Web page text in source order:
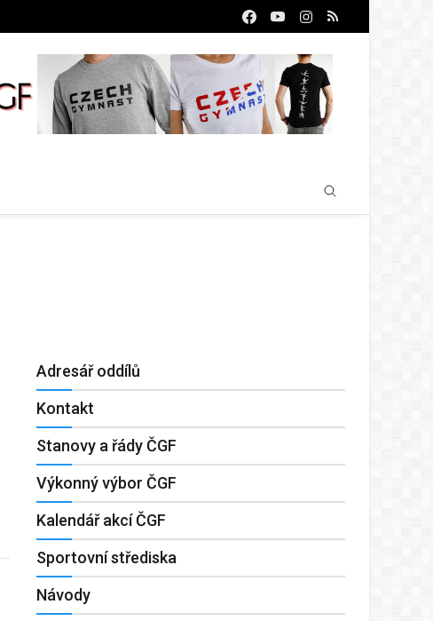
Adresář oddílů
Kontakt
Stanovy a řády ČGF
Výkonný výbor ČGF
Kalendář akcí ČGF
Sportovní střediska
Návody